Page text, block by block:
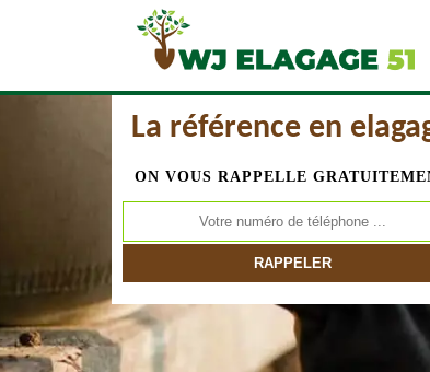
La référence en
ON VOUS RAPPELLE